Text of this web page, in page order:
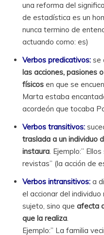
una reforma del
de estadística es un
nunca termino de
actuando como: es)
Verbos predicativos: se
las acciones, pasiones
físicos en que se
Marta estaba
acordeón que tocaba
Verbos transitivos:
traslada a un individuo
instaura. Ejemplo:”
revistas” (la acción de
Verbos intransitivos: a
el accionar del
sujeto, sino queafecta
que la realiza.
Ejemplo:” La familia